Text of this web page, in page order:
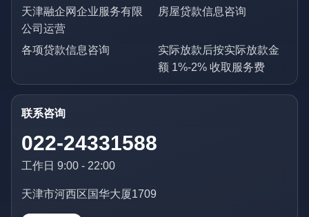
天津融企网企业服务有限
公司运营
房屋贷款信息咨询
各项贷款信息咨询
实际放款后按实际放款金
额 1%-2% 收取服务费
联系咨询
022-24331588
工作日 9:00 - 22:00
天津市河西区国华大厦1709